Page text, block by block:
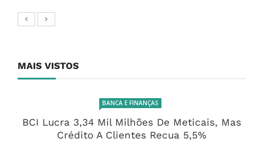
MAIS VISTOS
BANCA E FINANÇAS
BCI Lucra 3,34 Mil Milhões De Meticais, Mas
Crédito A Clientes Recua 5,5%